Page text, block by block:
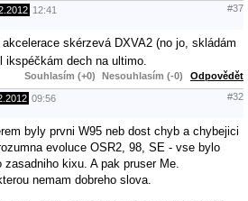
12:41 #37
skérzevá DXVA2 (no jo, skládám
ikspéčkám dech na ultimo.
Souhlasím (+0) Nesouhlasím (-0) Odpovědět
09:56 #32
byly prvni W95 neb dost chyb a chybejici
evoluce OSR2, 98, SE - vse bylo
zasadniho kixu. A pak pruser Me.
nemam dobreho slova.